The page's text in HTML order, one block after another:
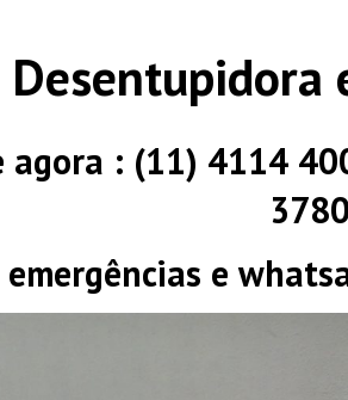
Desentupidora
agora : (11) 4114
3780
emergências e